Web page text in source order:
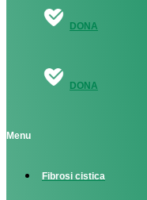
DONA
DONA
Menu
Fibrosi cistica